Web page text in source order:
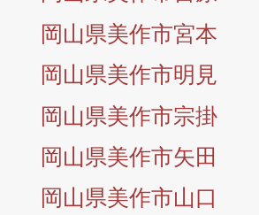
岡山県美作市宮本
岡山県美作市明見
岡山県美作市宗掛
岡山県美作市矢田
岡山県美作市山口